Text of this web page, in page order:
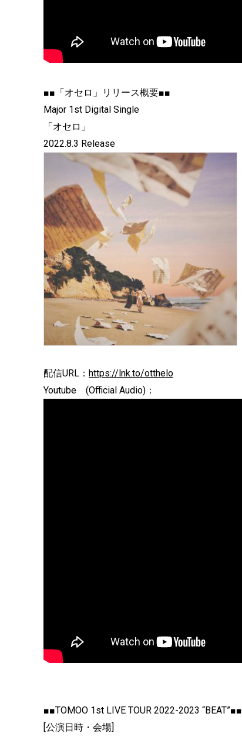
■■「オセロ」リリース概要■■
Major 1st Digital Single
「オセロ」
2022.8.3 Release
配信URL： https://lnk.to/otthelo
Youtube (Official Audio)：
■■TOMOO 1st LIVE TOUR 2022-2023 “BEAT”■■
[公演日時・会場]